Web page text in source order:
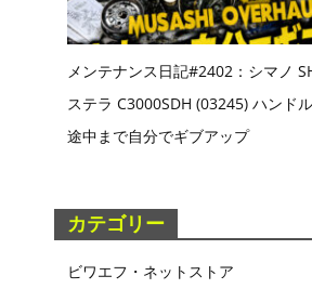
メンテナンス日記#2402：シマノ
ステラ C3000SDH (03245) ハンド
途中まで自分でギブアップ
カテゴリー
ビワエフ・ネットストア